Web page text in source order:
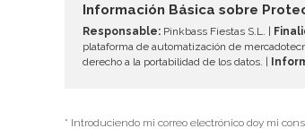
Información Básica sobre
Responsable: Pinkbass Fiestas S.L. |
plataforma de automatización de
derecho a la portabilidad de los datos. |
* Introduciendo mi correo electrónico doy mi